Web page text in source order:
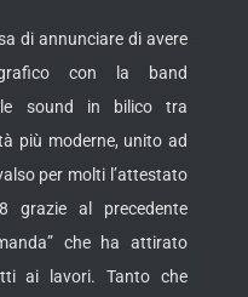
di annunciare di avere
con la band
sound in bilico tra
più moderne, unito ad
per molti l’attestato
grazie al precedente
che ha attirato
ai lavori. Tanto che